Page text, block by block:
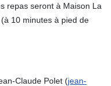
repas seront à Maison La
10 minutes à pied de
Claude Polet (jean-